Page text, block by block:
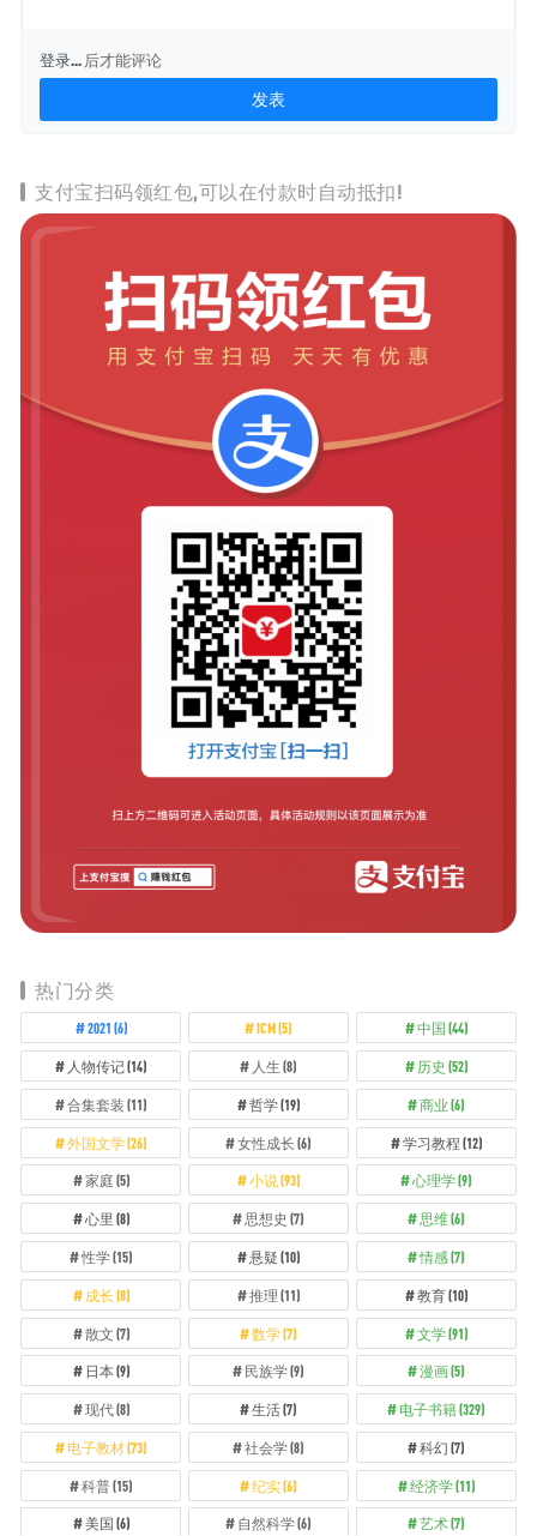
登录...后才能评论
支付宝扫码领红包,可以在付款时自动抵扣!
热门分类
2021 (6) ICM(5) 中国 (44)
人物传记(14) 人生 (8) 历史 (52)
合集套装 (11) 哲学(19) 商业 (6)
外国文学(26) 女性成长 (6) 学习教程 (12)
家庭 (5) 小说(93) 心理学(9)
心里 (8) 思想史 (7) 思维(6)
性学(15) 悬疑 (10) 情感(7)
成长 (8) 推理 (11) 教育(10)
散文 (7) 数学(7) 文学(91)
日本(9) 民族学(9) 漫画(5)
现代(8) 生活(7) 电子书籍(329)
电子教材(73) 社会学(8) 科幻 (7)
科普(15) 纪实(6) 经济学(11)
美国 (6) 自然科学(6) 艺术(7)